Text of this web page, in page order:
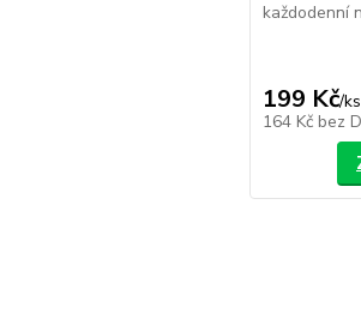
každodenní
199 Kč/ks
164 Kč bez